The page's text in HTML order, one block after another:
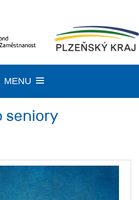
MENU
TOGGLE
seniory